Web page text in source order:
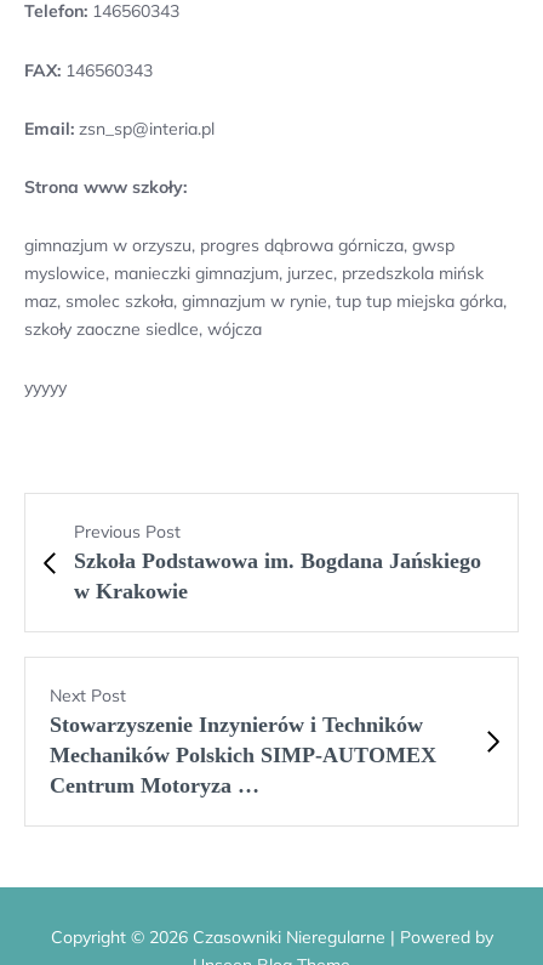
Telefon: 146560343
FAX: 146560343
Email: zsn_sp@interia.pl
Strona www szkoły:
gimnazjum w orzyszu, progres dąbrowa górnicza, gwsp
myslowice, manieczki gimnazjum, jurzec, przedszkola mińsk
maz, smolec szkoła, gimnazjum w rynie, tup tup miejska górka,
szkoły zaoczne siedlce, wójcza
yyyyy
Previous Post
Szkoła Podstawowa im. Bogdana Jańskiego
w Krakowie
Next Post
Stowarzyszenie Inzynierów i Techników
Mechaników Polskich SIMP-AUTOMEX
Centrum Motoryza …
Copyright © 2026 Czasowniki Nieregularne | Powered by